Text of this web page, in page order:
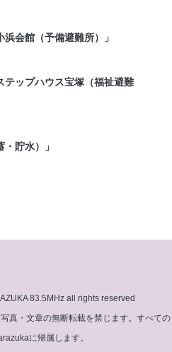
会館（予備避難所）」
テップハウス宝塚（福祉避難
貯水）」
83.5MHz all rights reserved
真・文章の無断転載を禁じます。すべての
に帰属します。